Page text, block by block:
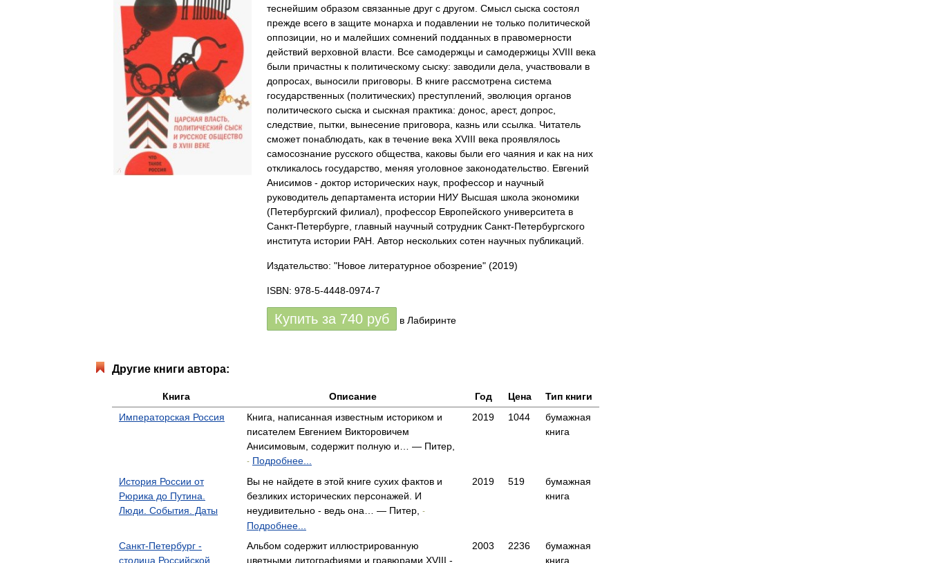
теснейшим образом связанные друг с другом. Смысл сыска состоял
прежде всего в защите монарха и подавлении не только политической
оппозиции, но и малейших сомнений подданных в правомерности
действий верховной власти. Все самодержцы и самодержицы XVIII века
были причастны к политическому сыску: заводили дела, участвовали в
допросах, выносили приговоры. В книге рассмотрена система
государственных (политических) преступлений, эволюция органов
политического сыска и сыскная практика: донос, арест, допрос,
следствие, пытки, вынесение приговора, казнь или ссылка. Читатель
сможет понаблюдать, как в течение века XVIII века проявлялось
самосознание русского общества, каковы были его чаяния и как на них
откликалось государство, меняя уголовное законодательство. Евгений
Анисимов - доктор исторических наук, профессор и научный
руководитель департамента истории НИУ Высшая школа экономики
(Петербургский филиал), профессор Европейского университета в
Санкт-Петербурге, главный научный сотрудник Санкт-Петербургского
института истории РАН. Автор нескольких сотен научных публикаций.
Издательство: "Новое литературное обозрение" (2019)
ISBN: 978-5-4448-0974-7
Купить за 740 руб в Лабиринте
Другие книги автора:
Книга Описание Год Цена
Тип книги
Императорская Россия
Книга, написанная известным историком и
писателем Евгением Викторовичем
Анисимовым, содержит полную и… — Питер,
- Подробнее...
2019 1044
бумажная
книга
История России от
Рюрика до Путина.
Люди. События. Даты
Вы не найдете в этой книге сухих фактов и
безликих исторических персонажей. И
неудивительно - ведь она… — Питер,
-
Подробнее...
2019 519
бумажная
книга
Санкт-Петербург -
столица Российской
Альбом содержит иллюстрированную
цветными литографиями и гравюрами XVIII -
2003 2236
бумажная
книга